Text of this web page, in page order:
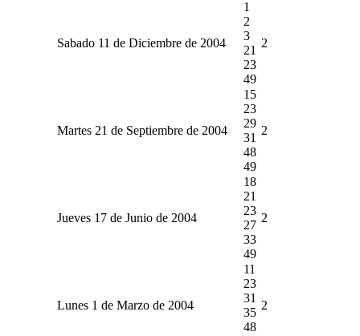
Sabado 11 de Diciembre de 2004
1
2
3
21
23
49
2
Martes 21 de Septiembre de 2004
15
23
29
31
48
49
2
Jueves 17 de Junio de 2004
18
21
23
27
33
49
2
Lunes 1 de Marzo de 2004
11
23
31
35
48
2